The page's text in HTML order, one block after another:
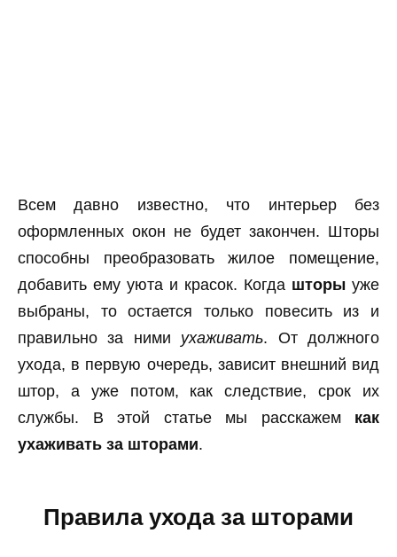
Всем давно известно, что интерьер без
оформленных окон не будет закончен. Шторы
способны преобразовать жилое помещение,
добавить ему уюта и красок. Когда шторы уже
выбраны, то остается только повесить из и
правильно за ними ухаживать. От должного
ухода, в первую очередь, зависит внешний вид
штор, а уже потом, как следствие, срок их
службы. В этой статье мы расскажем как
ухаживать за шторами.
Правила ухода за шторами